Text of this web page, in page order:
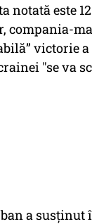
notată este
compania-
victorie
"se va
a susținut